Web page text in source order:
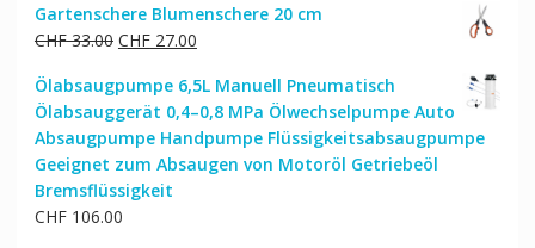
Gartenschere Blumenschere 20 cm
CHF33.00 Ursprünglicher
war:
CHF 33.00
CHF27.00Aktueller
ist:
CHF 27.00.
Ölabsaugpumpe 6,5L Manuell Pneumatisch
Ölabsauggerät 0,4–0,8 MPa Ölwechselpumpe Auto
Absaugpumpe Handpumpe Flüssigkeitsabsaugpumpe
Geeignet zum Absaugen von Motoröl Getriebeöl
Bremsflüssigkeit
CHF106.00